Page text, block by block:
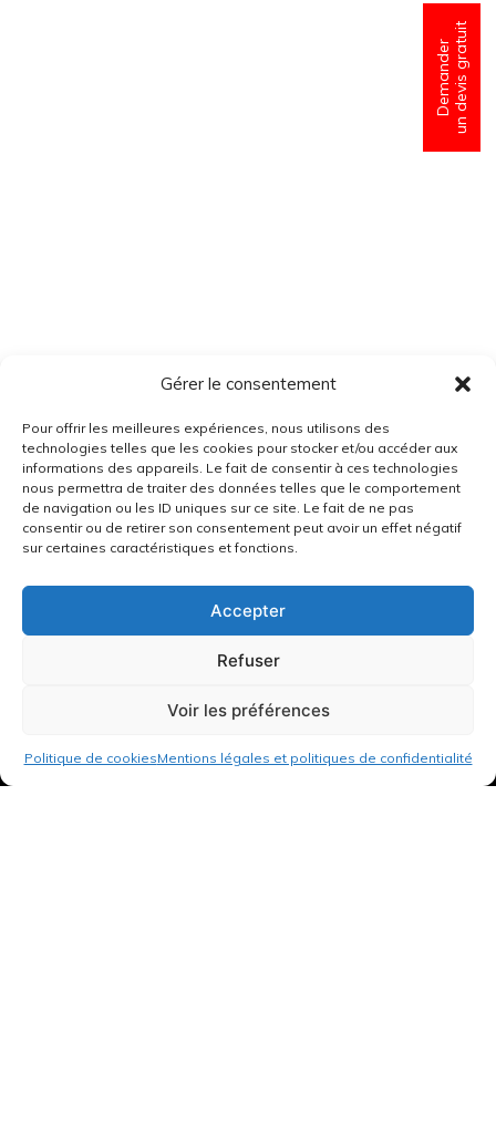
Gérer le consentement
Pour offrir les meilleures expériences, nous utilisons des
technologies telles que les cookies pour stocker et/ou accéder aux
informations des appareils. Le fait de consentir à ces technologies
nous permettra de traiter des données telles que le comportement
de navigation ou les ID uniques sur ce site. Le fait de ne pas
consentir ou de retirer son consentement peut avoir un effet négatif
sur certaines caractéristiques et fonctions.
Accepter
Refuser
Voir les préférences
Politique de cookiesMentions légales et politiques de confidentialité
Demanderun devis gratuit